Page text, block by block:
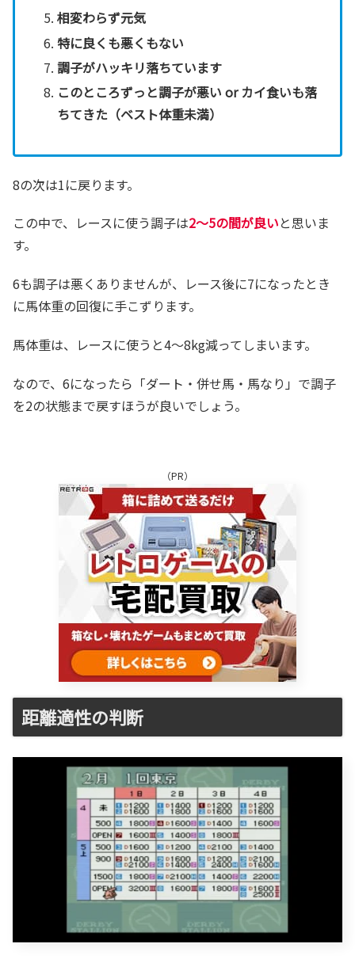
相変わらず元気
特に良くも悪くもない
調子がハッキリ落ちています
このところずっと調子が悪い or カイ食いも落
ちてきた（ベスト体重未満）
8の次は1に戻ります。
この中で、レースに使う調子は2～5の間が良いと思いま
す。
6も調子は悪くありませんが、レース後に7になったとき
に馬体重の回復に手こずります。
馬体重は、レースに使うと4～8kg減ってしまいます。
なので、6になったら「ダート・併せ馬・馬なり」で調子
を2の状態まで戻すほうが良いでしょう。
（PR）
距離適性の判断